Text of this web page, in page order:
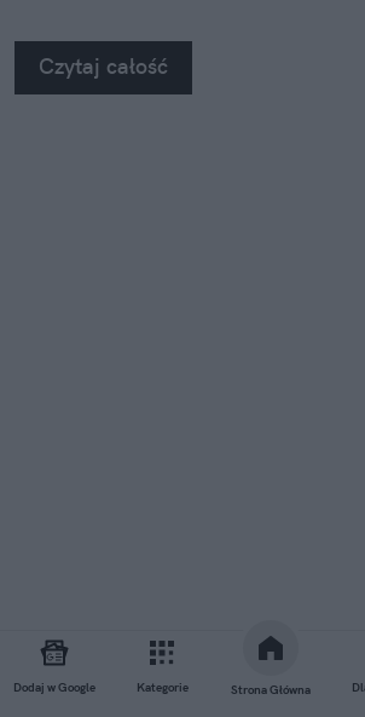
Dodaj w Google Kategorie Strona Główna
Czytaj całość